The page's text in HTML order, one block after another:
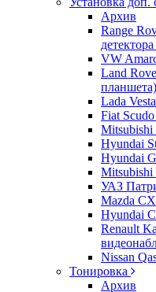
Архив
Range
VW
Land
планшета)
Lada
Fiat
Mitsubishi
Hyundai
Hyundai
УАЗ
Mazda
Hyundai
Renault
Nissan
Тонировка
Архив